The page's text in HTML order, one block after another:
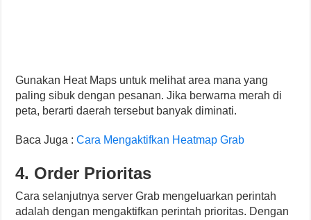
Gunakan Heat Maps untuk melihat area mana yang
paling sibuk dengan pesanan. Jika berwarna merah di
peta, berarti daerah tersebut banyak diminati.
Baca Juga :Cara Mengaktifkan Heatmap Grab
4. Order Prioritas
Cara selanjutnya server Grab mengeluarkan perintah
adalah dengan mengaktifkan perintah prioritas. Dengan